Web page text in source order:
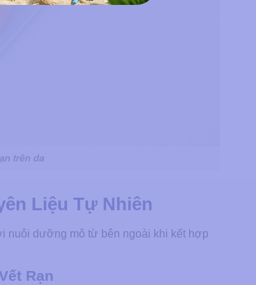
trên da
Liệu Tự Nhiên
nuôi dưỡng mô từ bên ngoài khi kết hợp
Rạn